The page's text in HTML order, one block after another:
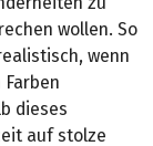
wollen. So
wenn
dieses
auf stolze